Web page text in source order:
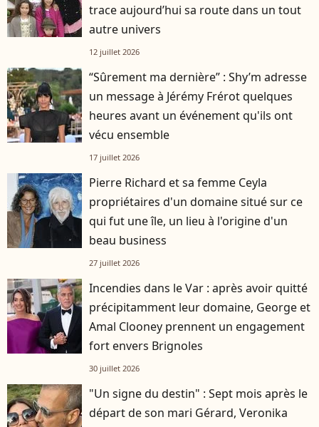
trace aujourd’hui sa route dans un tout
autre univers
12 juillet 2026
“Sûrement ma dernière” : Shy’m adresse
un message à Jérémy Frérot quelques
heures avant un événement qu'ils ont
vécu ensemble
17 juillet 2026
Pierre Richard et sa femme Ceyla
propriétaires d'un domaine situé sur ce
qui fut une île, un lieu à l'origine d'un
beau business
27 juillet 2026
Incendies dans le Var : après avoir quitté
précipitamment leur domaine, George et
Amal Clooney prennent un engagement
fort envers Brignoles
30 juillet 2026
"Un signe du destin" : Sept mois après le
départ de son mari Gérard, Veronika